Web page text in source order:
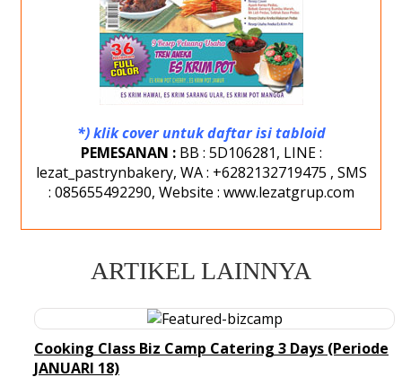
*) klik cover untuk daftar isi tabloid
PEMESANAN :BB : 5D106281, LINE :
lezat_pastrynbakery, WA : +6282132719475 , SMS
: 085655492290, Website : www.lezatgrup.com
ARTIKEL LAINNYA
Cooking Class Biz Camp Catering 3 Days (Periode
JANUARI 18)